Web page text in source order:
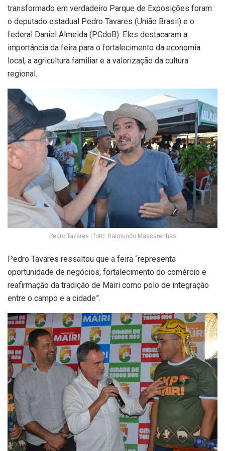
transformado em verdadeiro Parque de Exposições foram
o deputado estadual Pedro Tavares (União Brasil) e o
federal Daniel Almeida (PCdoB). Eles destacaram a
importância da feira para o fortalecimento da economia
local, a agricultura familiar e a valorização da cultura
regional.
Pedro Tavares | foto: Raimundo Mascarenhas
Pedro Tavares ressaltou que a feira “representa
oportunidade de negócios, fortalecimento do comércio e
reafirmação da tradição de Mairi como polo de integração
entre o campo e a cidade”.